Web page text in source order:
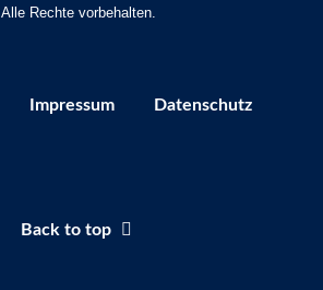
Alle Rechte vorbehalten.
Impressum Datenschutz
Back to top